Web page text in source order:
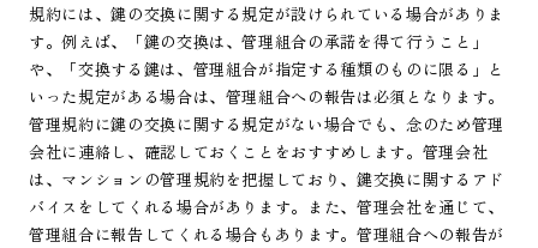
規約には、鍵の交換に関する規定が設けられている場合がありま
す。例えば、「鍵の交換は、管理組合の承諾を得て行うこと」
や、「交換する鍵は、管理組合が指定する種類のものに限る」と
いった規定がある場合は、管理組合への報告は必須となります。
管理規約に鍵の交換に関する規定がない場合でも、念のため管理
会社に連絡し、確認しておくことをおすすめします。管理会社
は、マンションの管理規約を把握しており、鍵交換に関するアド
バイスをしてくれる場合があります。また、管理会社を通じて、
管理組合に報告してくれる場合もあります。管理組合への報告が